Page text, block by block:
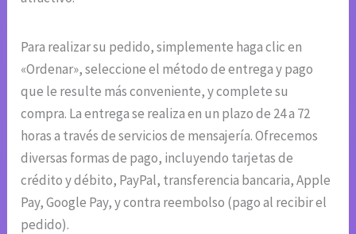
Para realizar su pedido, simplemente haga clic en
«Ordenar», seleccione el método de entrega y pago
que le resulte más conveniente, y complete su
compra. La entrega se realiza en un plazo de 24 a 72
horas a través de servicios de mensajería. Ofrecemos
diversas formas de pago, incluyendo tarjetas de
crédito y débito, PayPal, transferencia bancaria, Apple
Pay, Google Pay, y contra reembolso (pago al recibir el
pedido).